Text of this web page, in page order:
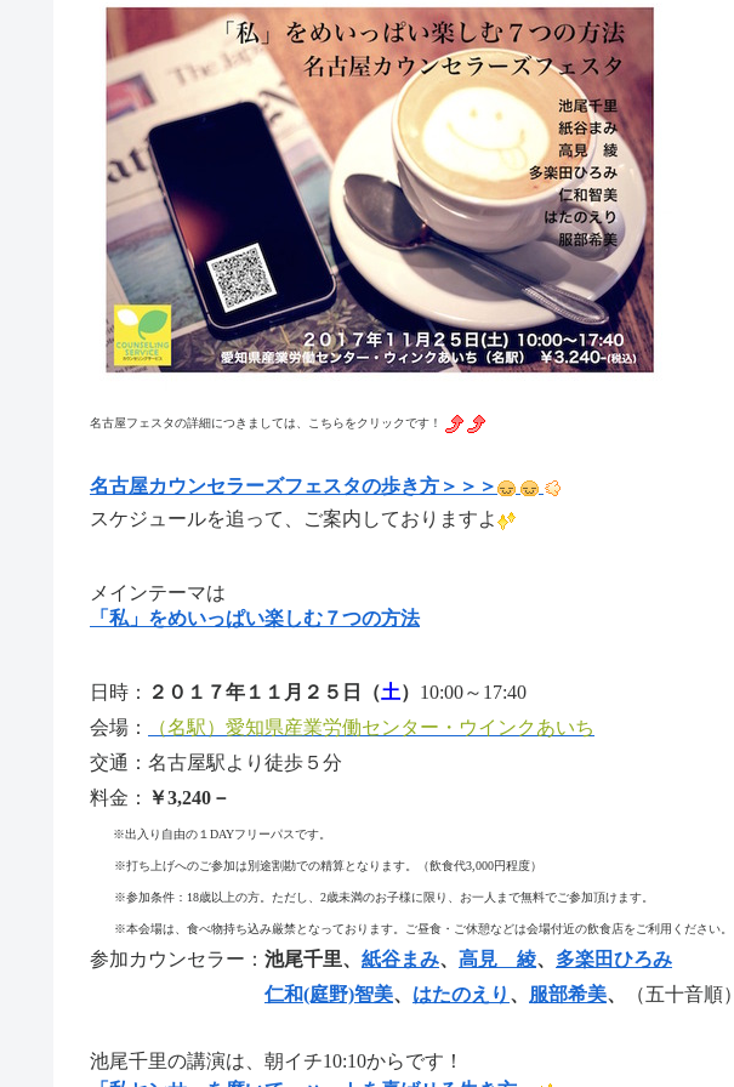
名古屋フェスタの詳細につきましては、 こちらをクリックです！
名古屋カウンセラーズフェスタの歩き方＞＞＞
スケジュールを追って、ご案内しておりますよ
メインテーマは
「私」をめいっぱい楽しむ７つの方法
日時： ２０１７年１１月２５日（土） 10:00～ 17:40
会場：
（名駅）愛知県産業労働センター・ウインクあいち
交通：名古屋駅より徒歩５分
料金： ￥3,240 －
※出入り自由の１DAYフリーパスです。
※打ち上げへのご参加は別途割勘での精算となります。（飲食代3,000円程度）
※参加条件： 18歳以上の方。ただし、 2歳未満のお子様に限り、お一人まで無料でご参加頂けます。
※本会場は、食べ物持ち込み厳禁となっております。ご昼食・ご休憩などは会場付近の飲食店をご利用ください。
参加カウンセラー： 池尾千里、 紙谷まみ、 高見 綾、 多楽田ひろみ
仁和(庭野)智美、 はたのえり 、 服部希美、 （五十音順）
池尾千里の講演は、朝イチ10:10からです！